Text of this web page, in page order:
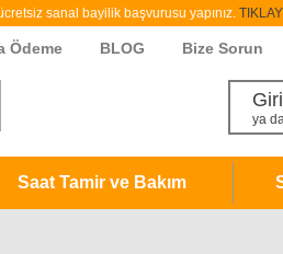
sanal bayilik başvurusu yapınız.
Ödeme BLOG Bize Sorun
ya
Saat Tamir ve Bakım